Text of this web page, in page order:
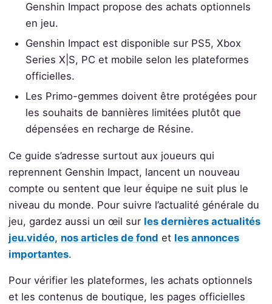
Genshin Impact propose des achats optionnels
en jeu.
Genshin Impact est disponible sur PS5, Xbox
Series X|S, PC et mobile selon les plateformes
officielles.
Les Primo-gemmes doivent être protégées pour
les souhaits de bannières limitées plutôt que
dépensées en recharge de Résine.
Ce guide s’adresse surtout aux joueurs qui
reprennent Genshin Impact, lancent un nouveau
compte ou sentent que leur équipe ne suit plus le
niveau du monde. Pour suivre l’actualité générale du
jeu, gardez aussi un œil sur les dernières actualités
jeu.vidéo, nos articles de fond et les annonces
importantes.
Pour vérifier les plateformes, les achats optionnels
et les contenus de boutique, les pages officielles